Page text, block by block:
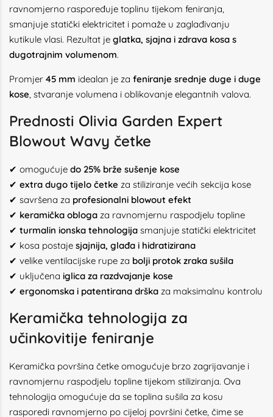
ravnomjerno raspoređuje toplinu tijekom feniranja,
smanjuje statički elektricitet i pomaže u zaglađivanju
kutikule vlasi. Rezultat je glatka, sjajna i zdrava kosa s
dugotrajnim volumenom.
Promjer 45 mm idealan je za feniranje srednje duge i duge
kose, stvaranje volumena i oblikovanje elegantnih valova.
Prednosti Olivia Garden Expert
Blowout Wavy četke
✔ omogućuje do 25% brže sušenje kose
✔ extra dugo tijelo četke za stiliziranje većih sekcija kose
✔ savršena za profesionalni blowout efekt
✔ keramička obloga za ravnomjernu raspodjelu topline
✔ turmalin ionska tehnologija smanjuje statički elektricitet
✔ kosa postaje sjajnija, glađa i hidratizirana
✔ velike ventilacijske rupe za bolji protok zraka sušila
✔ uključena iglica za razdvajanje kose
✔ ergonomska i patentirana drška za maksimalnu kontrolu
Keramička tehnologija za
učinkovitije feniranje
Keramička površina četke omogućuje brzo zagrijavanje i
ravnomjernu raspodjelu topline tijekom stiliziranja. Ova
tehnologija omogućuje da se toplina sušila za kosu
rasporedi ravnomjerno po cijeloj površini četke, čime se